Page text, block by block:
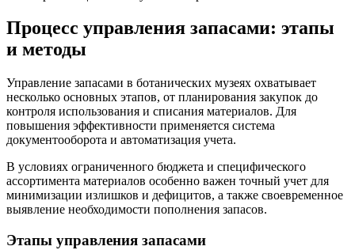
Процесс управления запасами: этапы
и методы
Управление запасами в ботанических музеях охватывает
несколько основных этапов, от планирования закупок до
контроля использования и списания материалов. Для
повышения эффективности применяется система
документооборота и автоматизация учета.
В условиях ограниченного бюджета и специфического
ассортимента материалов особенно важен точный учет для
минимизации излишков и дефицитов, а также своевременное
выявление необходимости пополнения запасов.
Этапы управления запасами